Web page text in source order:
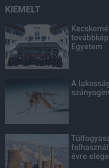
KIEMELT
Egyetem
A
évre